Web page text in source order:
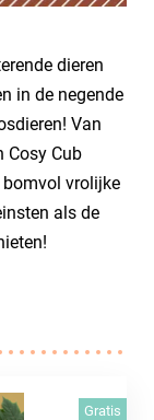
dieren
in de negende
Van
Cosy Cub
bomvol vrolijke
als de
Gratis